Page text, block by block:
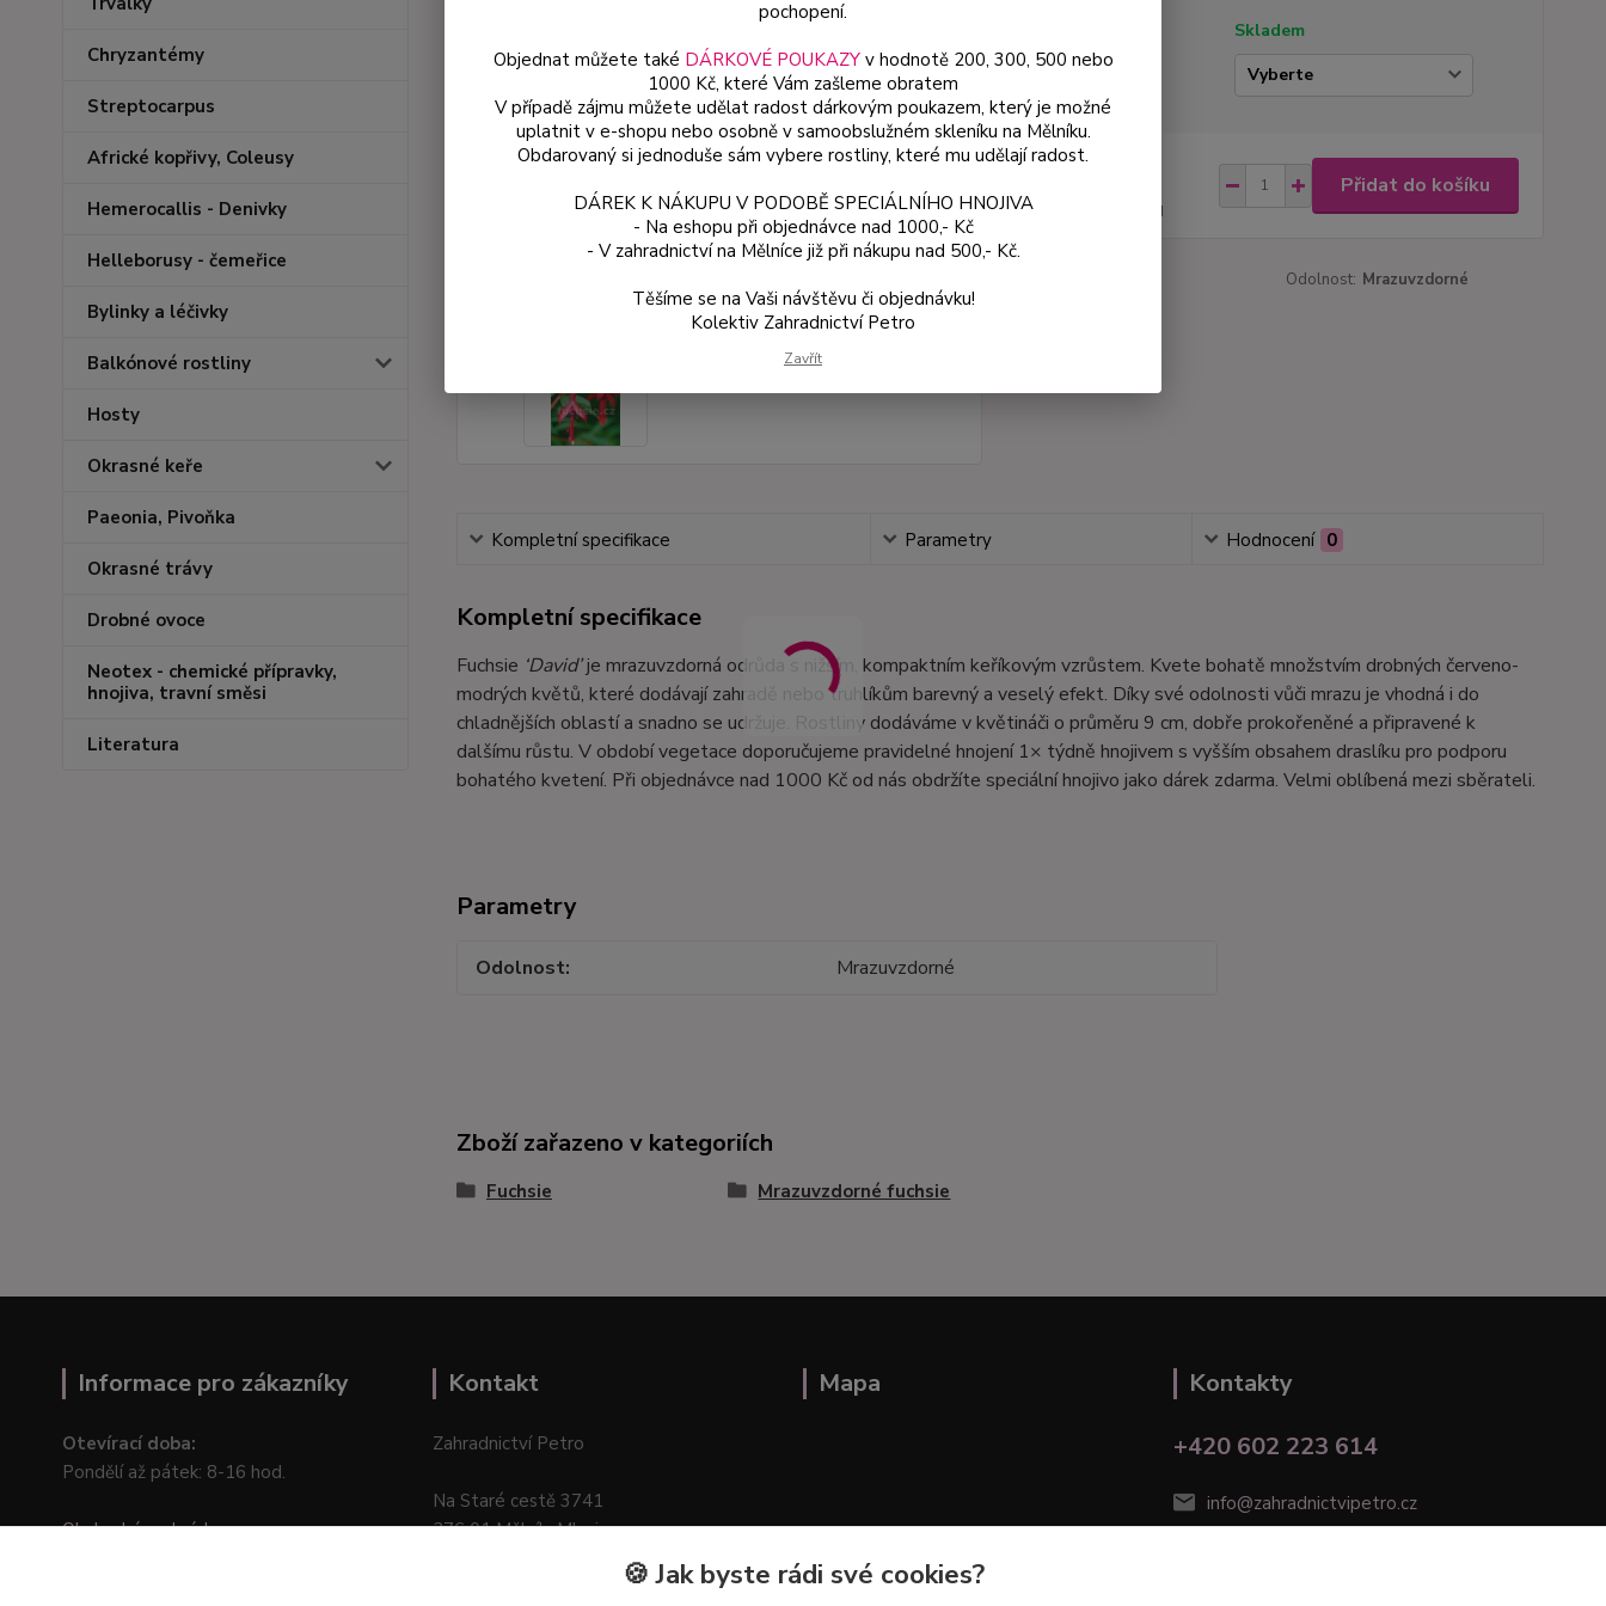
Chryzantémy
Streptocarpus
Africké kopřivy, Coleusy
Hemerocallis - Denivky
Helleborusy - čemeřice
Bylinky a léčivky
Balkónové rostliny
Hosty
Okrasné keře
Paeonia, Pivoňka
Okrasné trávy
Drobné ovoce
Neotex - chemické přípravky,
hnojiva, travní směsi
Literatura
Skladem
cena od
bez DPH
Přidat do košíku
Odolnost: Mrazuvzdorné
Kompletní specifikace Parametry Hodnocení 0
Kompletní specifikace
Fuchsie ‘David’je mrazuvzdorná odrůda s nižším, kompaktním keříkovým vzrůstem. Kvete bohatě množstvím drobných červeno-
modrých květů, které dodávají zahradě nebo truhlíkům barevný a veselý efekt. Díky své odolnosti vůči mrazu je vhodná i do
chladnějších oblastí a snadno se udržuje. Rostliny dodáváme v květináči o průměru 9 cm, dobře prokořeněné a připravené k
dalšímu růstu. V období vegetace doporučujeme pravidelné hnojení 1× týdně hnojivem s vyšším obsahem draslíku pro podporu
bohatého kvetení. Při objednávce nad 1000 Kč od nás obdržíte speciální hnojivo jako dárek zdarma. Velmi oblíbená mezi sběrateli.
Parametry
Odolnost Mrazuvzdorné
Zboží zařazeno v kategoriích
Fuchsie Mrazuvzdorné fuchsie
Informace pro zákazníky
Otevírací doba:
Pondělí až pátek: 8-16 hod.
Obchodní podmínky
Kontakt
Zahradnictví Petro
Na Staré cestě 3741
276 01 Mělník–Mlazice
Mapa
Kontakty
+420 602 223 614
info@zahradnictvipetro.cz
pochopení.
Objednat můžete také DÁRKOVÉ POUKAZYv hodnotě 200, 300, 500 nebo
1000 Kč, které Vám zašleme obratem
V případě zájmu můžete udělat radost dárkovým poukazem, který je možné
uplatnit v e-shopu nebo osobně v samoobslužném skleníku na Mělníku.
Obdarovaný si jednoduše sám vybere rostliny, které mu udělají radost.
DÁREK K NÁKUPU V PODOBĚ SPECIÁLNÍHO HNOJIVA
- Na eshopu při objednávce nad 1000,- Kč
- V zahradnictví na Mělníce již při nákupu nad 500,- Kč.
Těšíme se na Vaši návštěvu či objednávku!
Kolektiv Zahradnictví Petro
Zavřít
🍪 Jak byste rádi své cookies?